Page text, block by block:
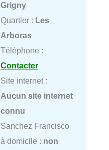
Grigny
Quartier : Les
Arboras
Téléphone :
Contacter
Site internet :
Aucun site internet
connu
Sanchez Francisco
à domicile : non